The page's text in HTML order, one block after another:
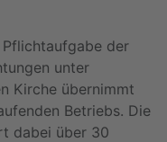
der
unter
Kirche übernimmt
Betriebs. Die
dabei über 30